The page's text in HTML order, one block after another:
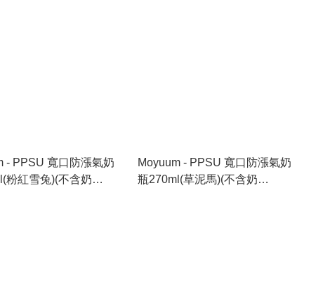
- PPSU 寬口防漲氣奶
粉紅雪兔)(不含奶
Moyuum - PPSU 寬口防漲氣奶
瓶270ml(草泥馬)(不含奶